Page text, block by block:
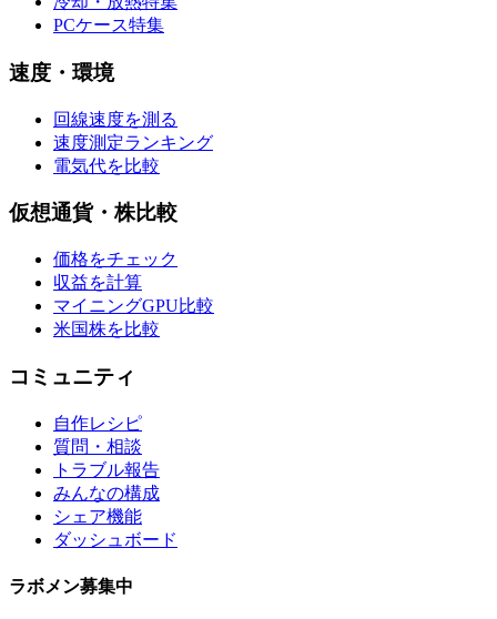
PCケース特集
速度・環境
回線速度を測る
速度測定ランキング
電気代を比較
仮想通貨・株比較
価格をチェック
収益を計算
マイニングGPU比較
米国株を比較
コミュニティ
自作レシピ
質問・相談
トラブル報告
みんなの構成
シェア機能
ダッシュボード
ラボメン募集中